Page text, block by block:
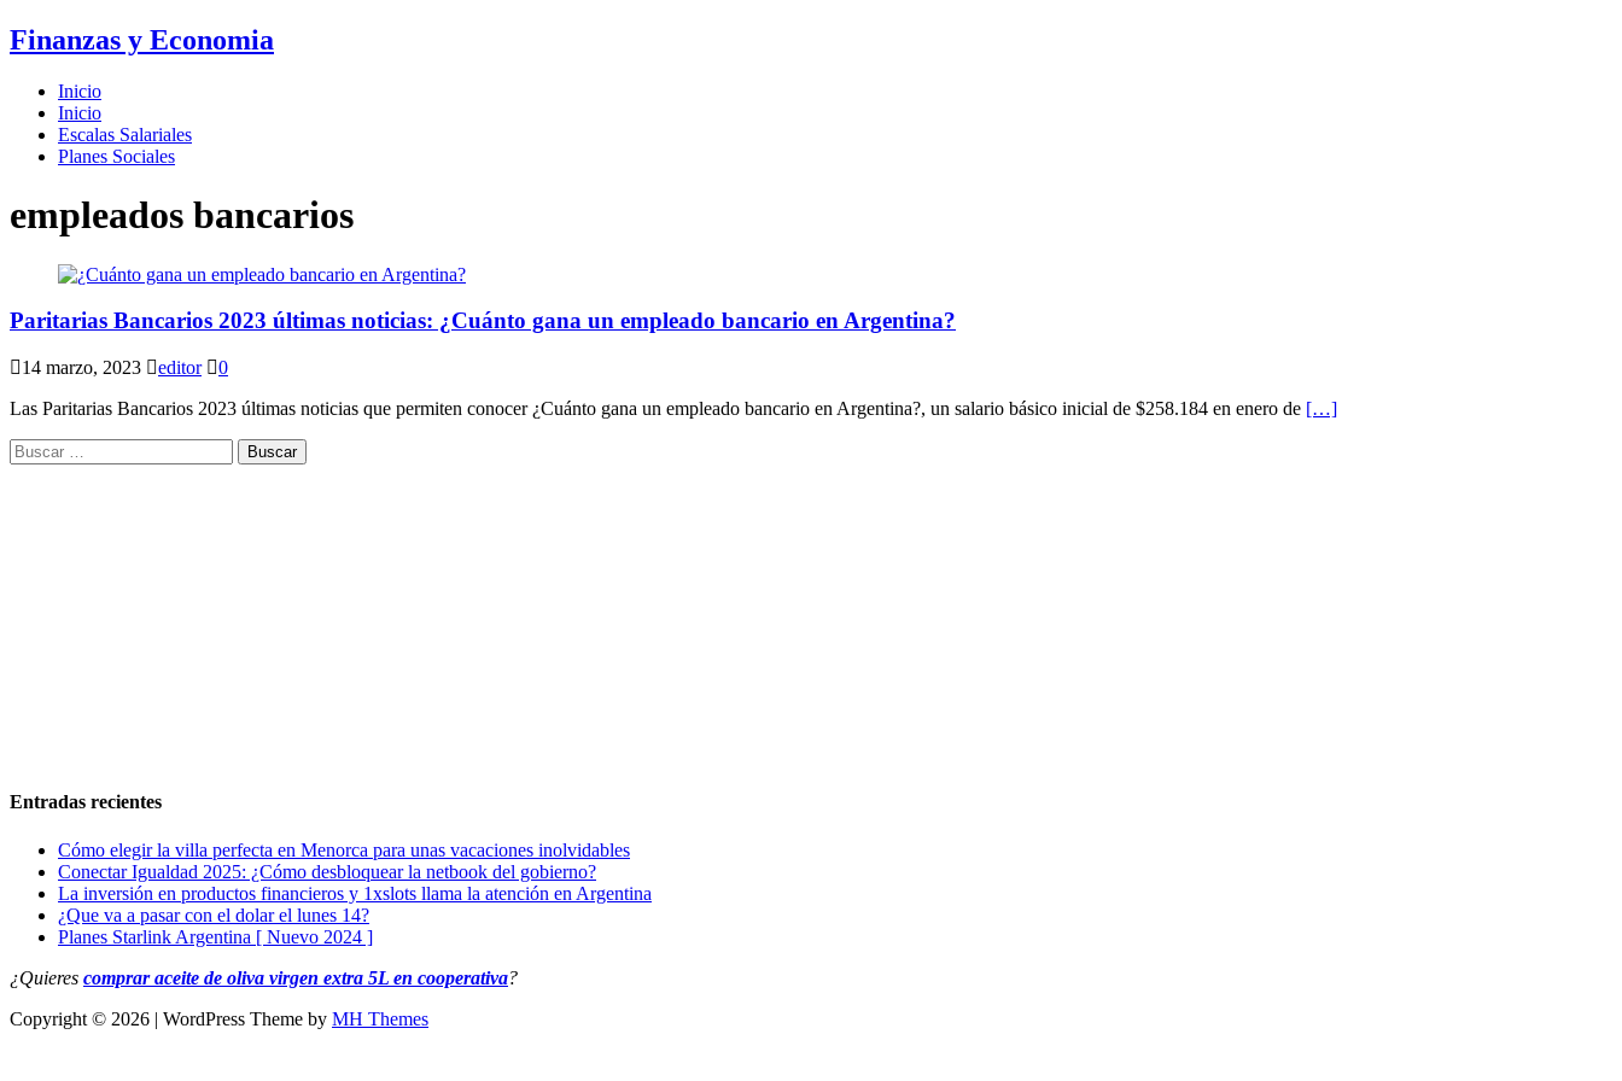
Finanzas y Economia
Inicio
Inicio
Escalas Salariales
Planes Sociales
empleados bancarios
Paritarias Bancarios 2023 últimas noticias: ¿Cuánto gana un empleado bancario en Argentina?
14 marzo, 2023 editor
0
Las Paritarias Bancarios 2023 últimas noticias que permiten conocer ¿Cuánto gana un empleado bancario en Argentina?, un salario básico inicial de $258.184 en enero de […]
Buscar:
Entradas recientes
Cómo elegir la villa perfecta en Menorca para unas vacaciones inolvidables
Conectar Igualdad 2025: ¿Cómo desbloquear la netbook del gobierno?
La inversión en productos financieros y 1xslots llama la atención en Argentina
¿Que va a pasar con el dolar el lunes 14?
Planes Starlink Argentina [ Nuevo 2024 ]
¿Quieres comprar aceite de oliva virgen extra 5L en cooperativa?
Copyright © 2026 | WordPress Theme by MH Themes